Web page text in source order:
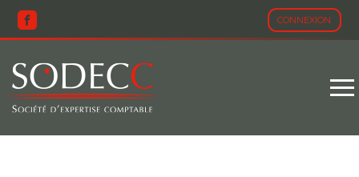
CONNEXION
Aller
au